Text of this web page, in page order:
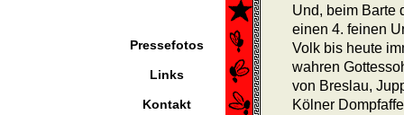
Pressefotos
Links
Kontakt
Und, beim Barte
einen 4. feinen
Volk bis heute
wahren
von Breslau,
Kölner